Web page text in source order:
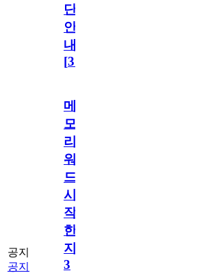
단
안
내
[31
공지
공지
메
모
리
워
드
시
작
한
지
3